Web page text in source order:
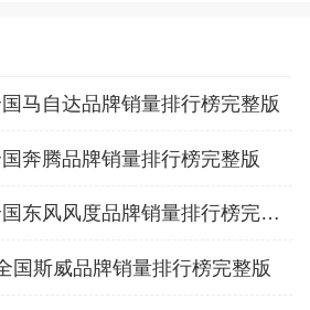
马自达品牌销量排行榜完整版
奔腾品牌销量排行榜完整版
2020年7月全国东风风度品牌销量排行榜完整版
国斯威品牌销量排行榜完整版